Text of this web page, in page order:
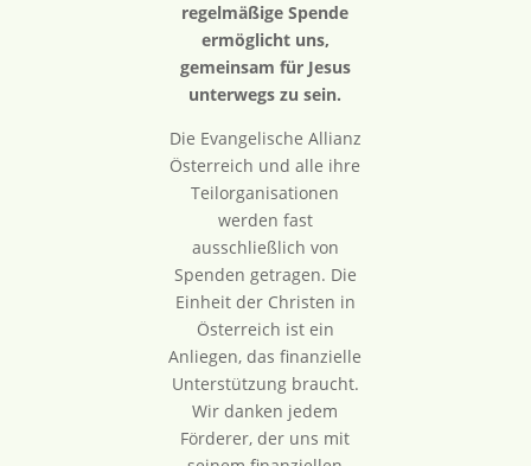
regelmäßige Spende
ermöglicht uns,
gemeinsam für Jesus
unterwegs zu sein.
Die Evangelische Allianz
Österreich und alle ihre
Teilorganisationen
werden fast
ausschließlich von
Spenden getragen. Die
Einheit der Christen in
Österreich ist ein
Anliegen, das finanzielle
Unterstützung braucht.
Wir danken jedem
Förderer, der uns mit